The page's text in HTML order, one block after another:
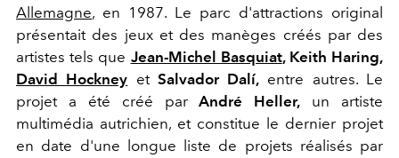
Allemagne, en 1987. Le parc d'attractions original
présentait des jeux et des manèges créés par des
artistes tels que Jean-Michel Basquiat, Keith Haring,
David Hockney etSalvador Dalí, entre autres. Le
projet a été créé parAndré Heller, un artiste
multimédia autrichien, et constitue le dernier projet
en date d'une longue liste de projets réalisés par